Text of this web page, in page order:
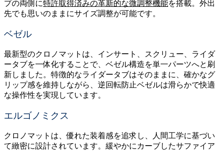
プの両側に特許取得済みの革新的な微調整機能を搭載。外出
先でも思いのままにサイズ調整が可能です。
ベゼル
最新型のクロノマットは、インサート、スクリュー、ライダ
ータブを一体化することで、ベゼル構造を単一パーツへと刷
新しました。特徴的なライダータブはそのままに、確かなグ
リップ感を維持しながら、逆回転防止ベゼルは滑らかで快適
な操作性を実現しています。
エルゴノミクス
クロノマットは、優れた装着感を追求し、人間工学に基づい
て緻密に設計されています。緩やかにカーブしたサファイア